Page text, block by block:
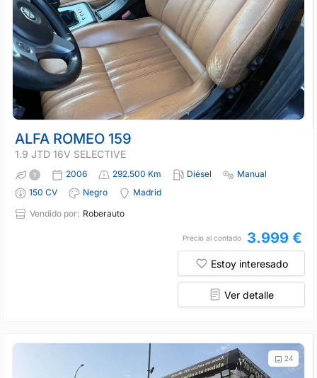
ALFA ROMEO 159
1.9 JTD 16V SELECTIVE
2006 292.500 Km Diésel
Manual
150 CV
Negro
Madrid
Vendido por: Roberauto
Precio al contado 3.999 €
Estoy interesado
Ver detalle
24